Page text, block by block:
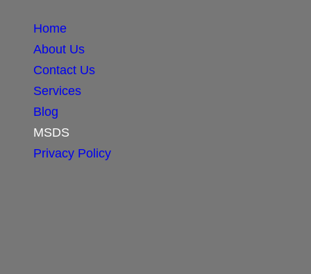
Home
About Us
Contact Us
Services
Blog
MSDS
Privacy Policy